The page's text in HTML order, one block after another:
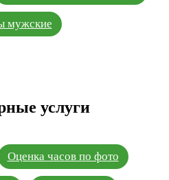
мужские
услуги
Оценка часов по фото